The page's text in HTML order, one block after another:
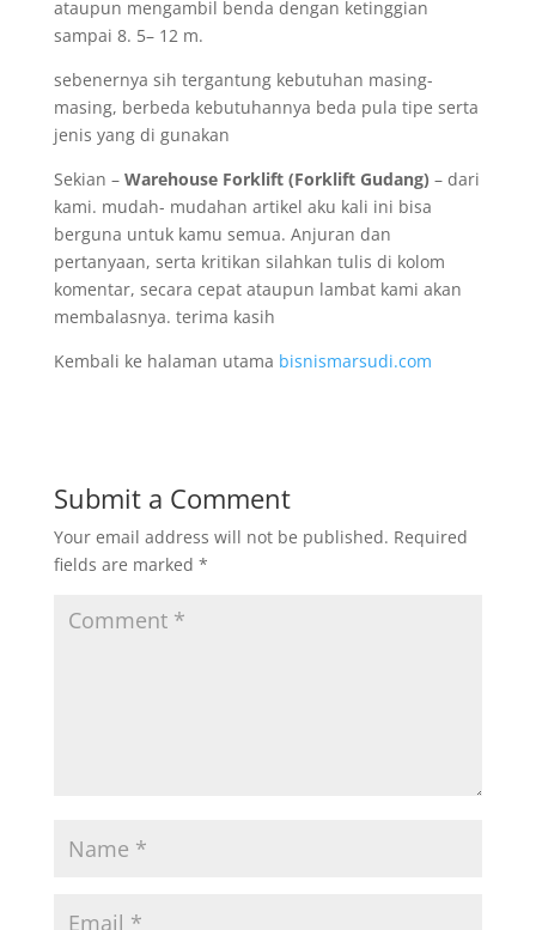
ataupun mengambil benda dengan ketinggian
sampai 8. 5– 12 m.
sebenernya sih tergantung kebutuhan masing-
masing, berbeda kebutuhannya beda pula tipe serta
jenis yang di gunakan
Sekian – Warehouse Forklift (Forklift Gudang) – dari
kami. mudah- mudahan artikel aku kali ini bisa
berguna untuk kamu semua. Anjuran dan
pertanyaan, serta kritikan silahkan tulis di kolom
komentar, secara cepat ataupun lambat kami akan
membalasnya. terima kasih
Kembali ke halaman utama bisnismarsudi.com
Submit a Comment
Your email address will not be published. Required
fields are marked *